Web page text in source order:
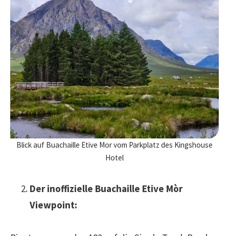
Blick auf Buachaille Etive Mor vom Parkplatz des Kingshouse
Hotel
Der inoffizielle Buachaille Etive Mòr
Viewpoint: